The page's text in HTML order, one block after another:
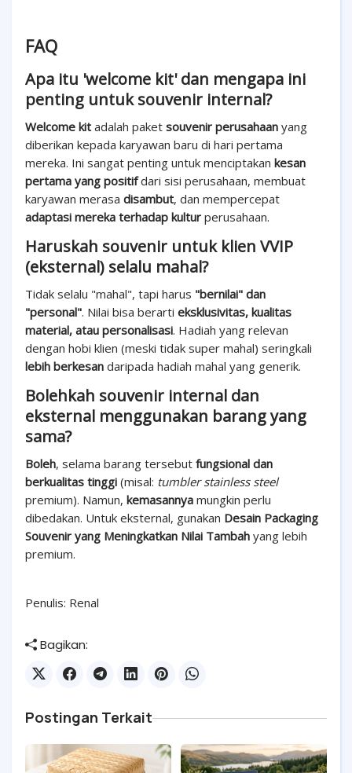
FAQ
Apa itu 'welcome kit' dan mengapa ini
penting untuk souvenir internal?
Welcome kit adalah paket souvenir perusahaan yang
diberikan kepada karyawan baru di hari pertama
mereka. Ini sangat penting untuk menciptakan kesan
pertama yang positifdari sisi perusahaan, membuat
karyawan merasa disambut, dan mempercepat
adaptasi mereka terhadap kultur perusahaan.
Haruskah souvenir untuk klien VVIP
(eksternal) selalu mahal?
Tidak selalu "mahal", tapi harus "bernilai" dan
"personal". Nilai bisa berarti eksklusivitas, kualitas
material, atau personalisasi. Hadiah yang relevan
dengan hobi klien (meski tidak super mahal) seringkali
lebih berkesan daripada hadiah mahal yang generik.
Bolehkah souvenir internal dan
eksternal menggunakan barang yang
sama?
Boleh, selama barang tersebut fungsional dan
berkualitas tinggi (misal: tumbler stainless steel
premium). Namun, kemasannya mungkin perlu
dibedakan. Untuk eksternal, gunakan Desain Packaging
Souvenir yang Meningkatkan Nilai Tambah yang lebih
premium.
Penulis: Renal
Bagikan:
Postingan Terkait